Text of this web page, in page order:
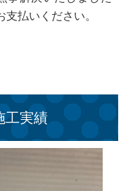
支払いください。
工実績